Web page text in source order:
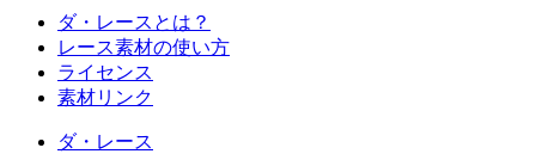
ダ・レースとは？
レース素材の使い方
ライセンス
素材リンク
ダ・レース